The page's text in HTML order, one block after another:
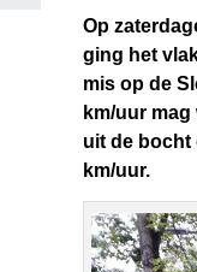
Op
ging het
mis op de
km/uur
uit de bocht
km/uur.